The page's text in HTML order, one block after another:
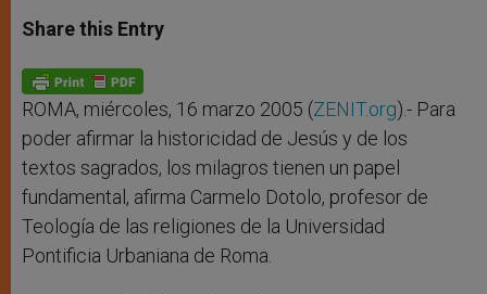
t
s
p
p
s
e
g
e
r
e
b
o
k
Share this Entry
ROMA, miércoles, 16 marzo 2005 (ZENIT.org).- Para
poder afirmar la historicidad de Jesús y de los
textos sagrados, los milagros tienen un papel
fundamental, afirma Carmelo Dotolo, profesor de
Teología de las religiones de la Universidad
Pontificia Urbaniana de Roma.